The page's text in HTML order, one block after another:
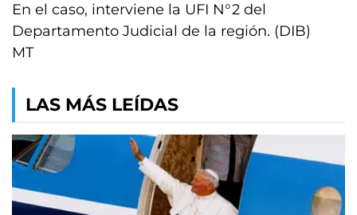
En el caso, interviene la UFI N°2 del
Departamento Judicial de la región. (DIB)
MT
LAS MÁS LEÍDAS